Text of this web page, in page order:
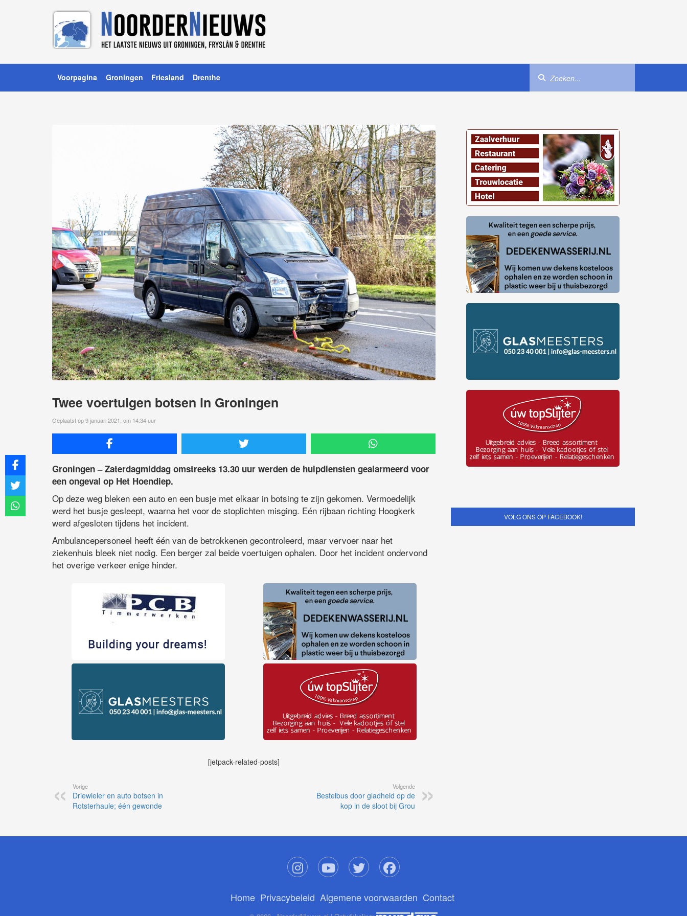
Voorpagina Groningen Friesland Drenthe
Twee voertuigen botsen in Groningen
Geplaatst op 9 januari 2021, om 14:34 uur
Groningen – Zaterdagmiddag omstreeks 13.30 uur werden de hulpdiensten gealarmeerd voor
een ongeval op Het Hoendiep.
Op deze weg bleken een auto en een busje met elkaar in botsing te zijn gekomen. Vermoedelijk
werd het busje gesleept, waarna het voor de stoplichten misging. Eén rijbaan richting Hoogkerk
werd afgesloten tijdens het incident.
Ambulancepersoneel heeft één van de betrokkenen gecontroleerd, maar vervoer naar het
ziekenhuis bleek niet nodig. Een berger zal beide voertuigen ophalen. Door het incident ondervond
het overige verkeer enige hinder.
[jetpack-related-posts]
Vorige
Driewieler en auto botsen in
Rotsterhaule; één gewonde
Volgende
Bestelbus door gladheid op de
kop in de sloot bij Grou
VOLG ONS OP FACEBOOK!
Home Privacybeleid Algemene voorwaarden Contact